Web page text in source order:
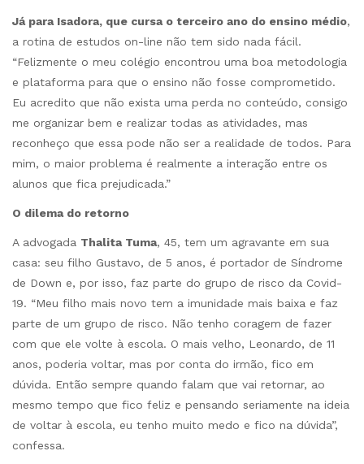
Já para Isadora, que cursa o terceiro ano do ensino médio,
a rotina de estudos on-line não tem sido nada fácil.
“Felizmente o meu colégio encontrou uma boa metodologia
e plataforma para que o ensino não fosse comprometido.
Eu acredito que não exista uma perda no conteúdo, consigo
me organizar bem e realizar todas as atividades, mas
reconheço que essa pode não ser a realidade de todos. Para
mim, o maior problema é realmente a interação entre os
alunos que fica prejudicada.”
O dilema do retorno
A advogada Thalita Tuma, 45, tem um agravante em sua
casa: seu filho Gustavo, de 5 anos, é portador de Síndrome
de Down e, por isso, faz parte do grupo de risco da Covid-
19. “Meu filho mais novo tem a imunidade mais baixa e faz
parte de um grupo de risco. Não tenho coragem de fazer
com que ele volte à escola. O mais velho, Leonardo, de 11
anos, poderia voltar, mas por conta do irmão, fico em
dúvida. Então sempre quando falam que vai retornar, ao
mesmo tempo que fico feliz e pensando seriamente na ideia
de voltar à escola, eu tenho muito medo e fico na dúvida”,
confessa.